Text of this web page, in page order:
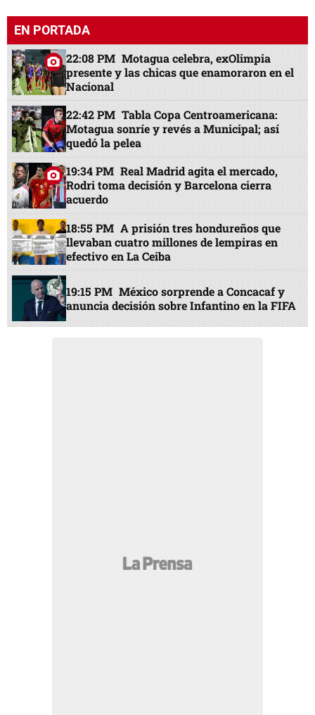
EN PORTADA
22:08 PM Motagua celebra, exOlimpia
presente y las chicas que enamoraron en el
Nacional
22:42 PM Tabla Copa Centroamericana:
Motagua sonríe y revés a Municipal; así
quedó la pelea
19:34 PM Real Madrid agita el mercado,
Rodri toma decisión y Barcelona cierra
acuerdo
18:55 PM A prisión tres hondureños que
llevaban cuatro millones de lempiras en
efectivo en La Ceiba
19:15 PM México sorprende a Concacaf y
anuncia decisión sobre Infantino en la FIFA